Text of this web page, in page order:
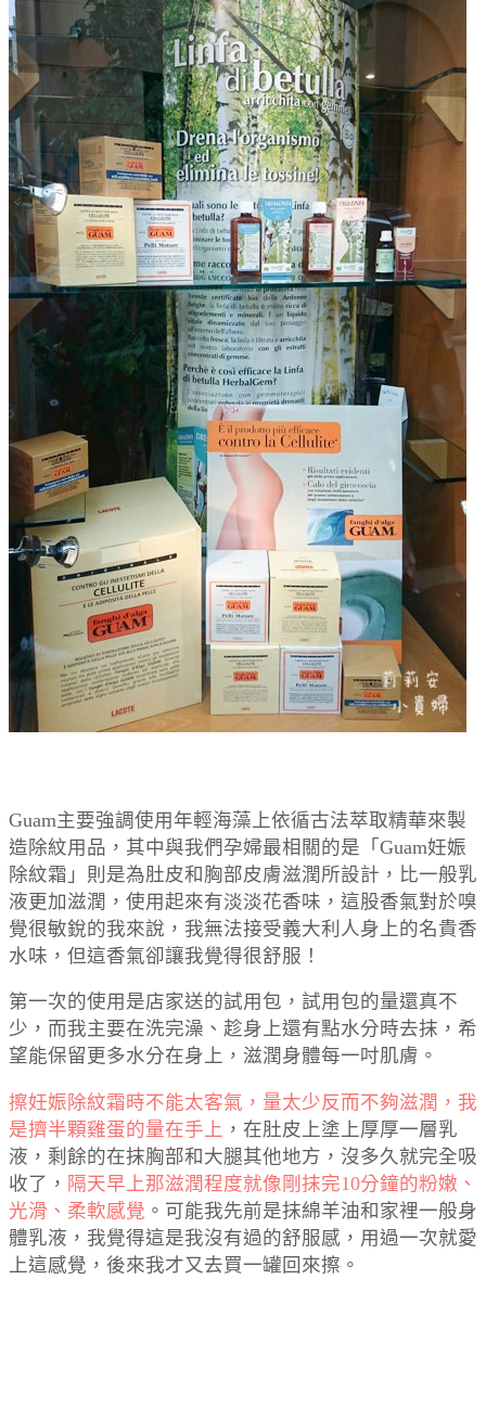
Guam主要強調使用年輕海藻上依循古法萃取精華來製
造除紋用品，其中與我們孕婦最相關的是「Guam妊娠
除紋霜」則是為肚皮和胸部皮膚滋潤所設計，比一般乳
液更加滋潤，使用起來有淡淡花香味，這股香氣對於嗅
覺很敏銳的我來說，我無法接受義大利人身上的名貴香
水味，但這香氣卻讓我覺得很舒服！
第一次的使用是店家送的試用包，試用包的量還真不
少，而我主要在洗完澡、趁身上還有點水分時去抹，希
望能保留更多水分在身上，滋潤身體每一吋肌膚。
擦妊娠除紋霜時不能太客氣，量太少反而不夠滋潤，我
是擠半顆雞蛋的量在手上 ，在肚皮上塗上厚厚一層乳
液，剩餘的在抹胸部和大腿其他地方，沒多久就完全吸
收了， 隔天早上那滋潤程度就像剛抹完10分鐘的粉嫩、
光滑、柔軟感覺 。可能我先前是抹綿羊油和家裡一般身
體乳液，我覺得這是我沒有過的舒服感，用過一次就愛
上這感覺，後來我才又去買一罐回來擦。